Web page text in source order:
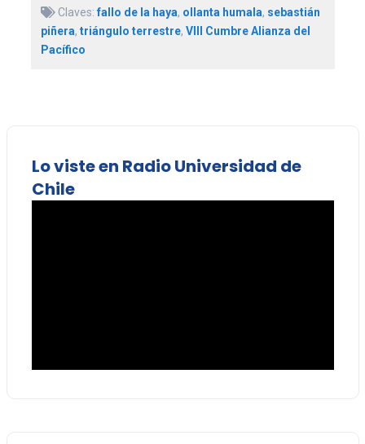
Claves:fallo de la haya, ollanta humala, sebastián
piñera, triángulo terrestre, VIII Cumbre Alianza del
Pacífico
Lo viste en Radio Universidad de
Chile